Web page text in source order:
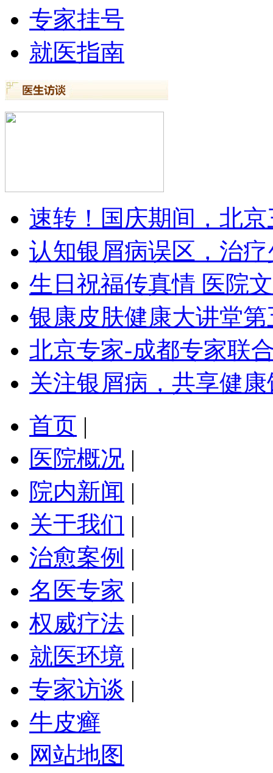
专家挂号
就医指南
速转！国庆期间，北
认知银屑病误区，治
生日祝福传真情 医院
银康皮肤健康大讲堂第
北京专家-成都专家联
关注银屑病，共享健
首页 |
医院概况 |
院内新闻 |
关于我们 |
治愈案例 |
名医专家 |
权威疗法 |
就医环境 |
专家访谈 |
牛皮癣
网站地图